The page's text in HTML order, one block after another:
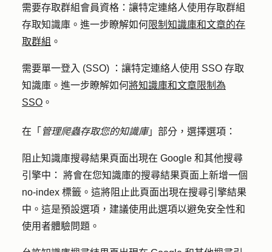
需要存取群組會員資格 ：讓特定連絡人使用存取群組
存取知識庫。進一步瞭解如何限制知識庫和文章的存
取群組 。
需要單一登入 (SSO)
：讓特定連絡人使用 SSO 存取
知識庫。進一步瞭解如何將知識庫和文章限制為
SSO 。
在「 管理爬蟲存取您的知識庫」部分，選擇選項 ：
阻止知識庫搜尋結果頁面出現在 Google 和其他搜尋
引擎中： 將會在您知識庫的搜尋結果頁面上新增一個
no-index 標籤。這將阻止此頁面出現在搜尋引擎結果
中。這是預設選項，建議使用此選項以避免安全性和
使用者體驗問題。